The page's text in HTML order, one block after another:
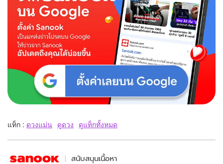
แท็ก : ดวงแม่น ดูดวง ดูแท็กทั้งหมด
สนับสนุนเนื้อหา